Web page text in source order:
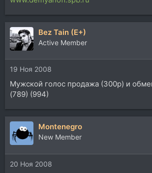
Bez Tain (E+)
Active Member
19 Ноя 2008
Мужской голос продажа (300р) и
(789) (994)
Montenegro
New Member
20 Ноя 2008